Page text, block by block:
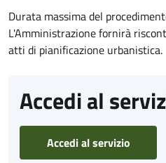
Durata massima del
L'Amministrazione fornirà
atti di pianificazione urbanistica.
Accedi al
Accedi al servizio